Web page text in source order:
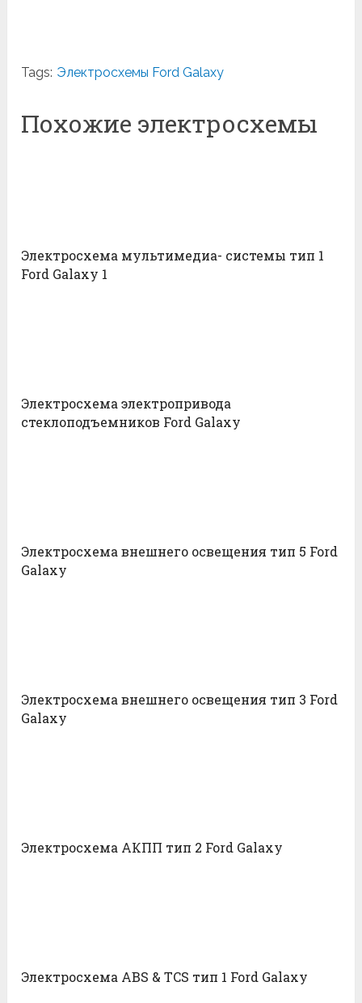
Tags: Электросхемы Ford Galaxy
Похожие электросхемы
Электросхема мультимедиа- системы тип 1
Ford Galaxy 1
Электросхема электропривода
стеклоподъемников Ford Galaxy
Электросхема внешнего освещения тип 5 Ford
Galaxy
Электросхема внешнего освещения тип 3 Ford
Galaxy
Электросхема АКПП тип 2 Ford Galaxy
Электросхема ABS & TCS тип 1 Ford Galaxy